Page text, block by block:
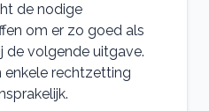
de nodige
om er zo goed als
de volgende uitgave.
enkele rechtzetting